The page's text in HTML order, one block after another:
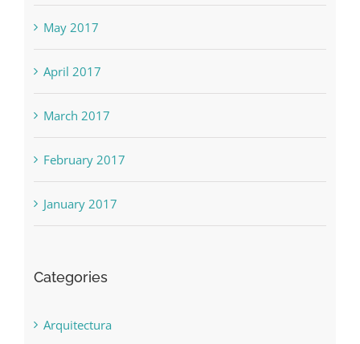
May 2017
April 2017
March 2017
February 2017
January 2017
Categories
Arquitectura